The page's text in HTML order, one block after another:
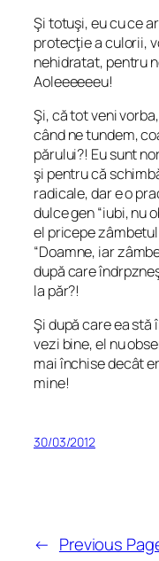
Şi totuşi, eu cu ce
protecţie a culorii,
nehidratat, pentru
Aoleeeeeeu!
Şi, că tot veni
când ne tundem,
părului?! Eu sunt
şi pentru că
radicale, dar e o
dulce gen “iubi, nu
el pricepe
“Doamne, iar
după care
la păr?!
Şi după care ea
vezi bine, el nu
mai închise decât
mine!
30/03/2012
← Previous